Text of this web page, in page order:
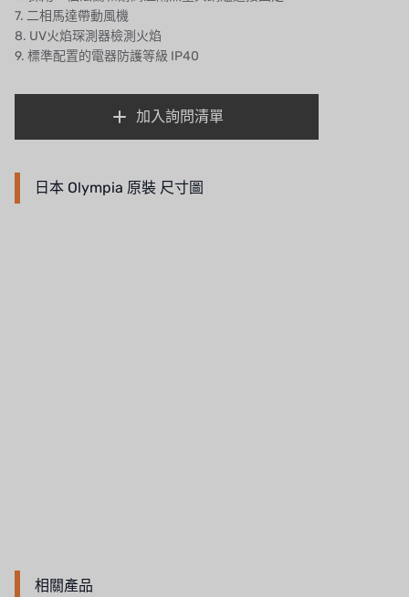
日本 KATSURA
義大利 BRAHMA
HONEYWELL
AZBIL (YAMATAKE)
ETATRON
7. 二相馬達帶動風機
8. UV火焰琛測器檢測火焰
9. 標準配置的電器防護等級 IP40
加入詢問清單
日本 Olympia 原裝 尺寸圖
相關產品